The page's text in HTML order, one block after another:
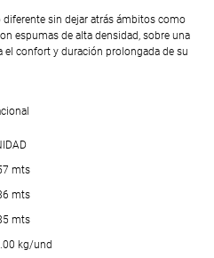
sin dejar atrás ámbitos como
espumas de alta densidad, sobre una
el confort y duración prolongada de su
mts
mts
mts
kg/und